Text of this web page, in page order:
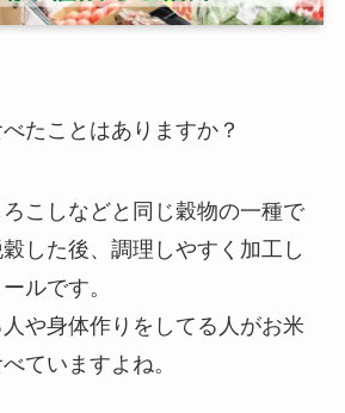
たことはありますか？
こしなどと同じ穀物の一種で
した後、調理しやすく加工し
ルです。
や身体作りをしてる人がお米
ていますよね。